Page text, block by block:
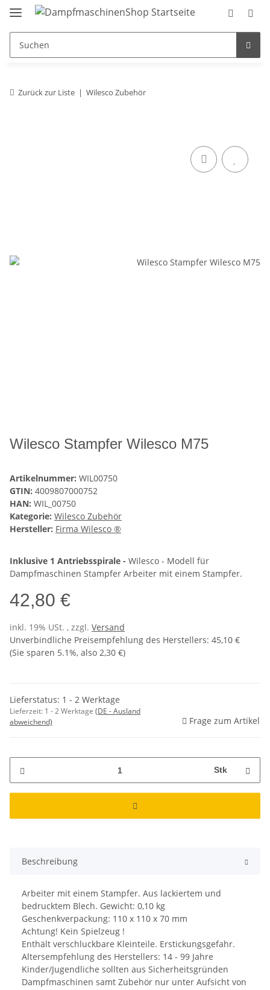
Zurück zur Liste Wilesco Zubehör
Wilesco Stampfer Wilesco M75
Artikelnummer: WIL00750
GTIN: 4009807000752
HAN: WIL_00750
Kategorie: Wilesco Zubehör
Hersteller: Firma Wilesco ®
Inklusive 1 Antriebsspirale - Wilesco - Modell für
Dampfmaschinen Stampfer Arbeiter mit einem Stampfer.
42,80 €
inkl. 19% USt. , zzgl. Versand
Unverbindliche Preisempfehlung des Herstellers: 45,10 €
(Sie sparen 5.1%, also 2,30 €)
Lieferstatus: 1 - 2 Werktage
Lieferzeit: 1 - 2 Werktage (DE - Ausland
abweichend)
Frage zum Artikel
Stk
Beschreibung
Arbeiter mit einem Stampfer. Aus lackiertem und
bedrucktem Blech. Gewicht: 0,10 kg
Geschenkverpackung: 110 x 110 x 70 mm
Achtung! Kein Spielzeug !
Enthält verschluckbare Kleinteile. Erstickungsgefahr.
Altersempfehlung des Herstellers: 14 - 99 Jahre
Kinder/Jugendliche sollten aus Sicherheitsgründen
Dampfmaschinen samt Zubehör nur unter Aufsicht von